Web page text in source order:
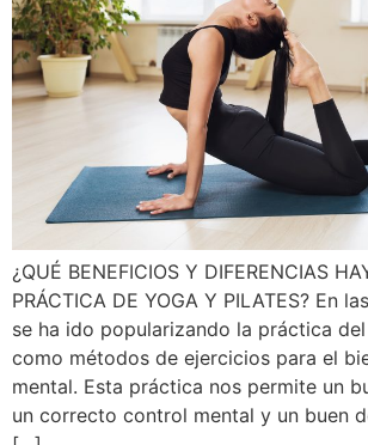
¿QUÉ BENEFICIOS Y DIFERENCIAS
PRÁCTICA DE YOGA Y PILATES? En
se ha ido popularizando la práctica
como métodos de ejercicios para el
mental. Esta práctica nos permite un
un correcto control mental y un buen